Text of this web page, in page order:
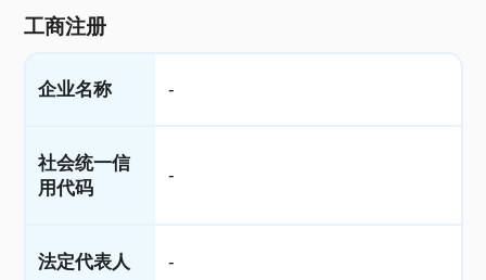
工商注册
企业名称 -
社会统一信
用代码
-
法定代表人 -